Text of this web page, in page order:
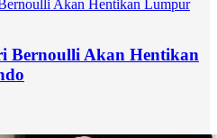
Bernoulli Akan Hentikan